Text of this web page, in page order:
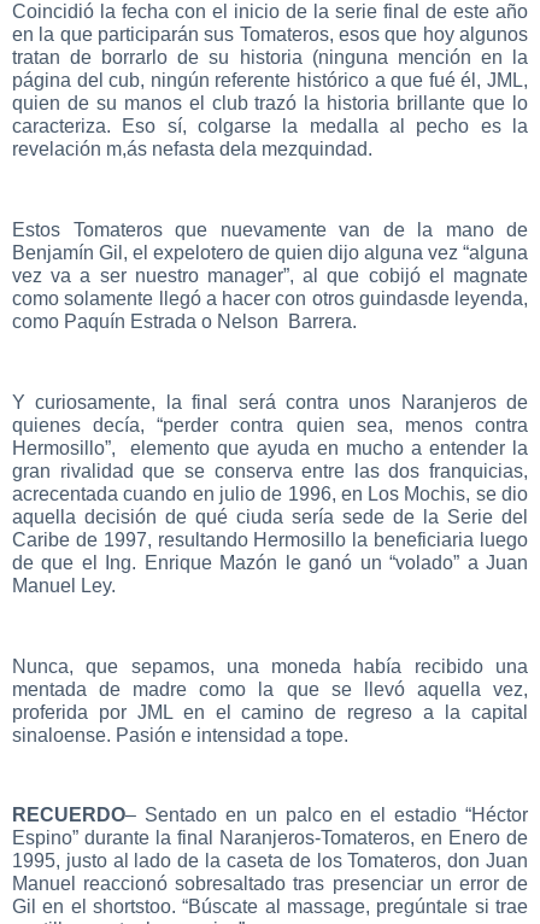
Coincidió la fecha con el inicio de la serie final de este año
en la que participarán sus Tomateros, esos que hoy algunos
tratan de borrarlo de su historia (ninguna mención en la
página del cub, ningún referente histórico a que fué él, JML,
quien de su manos el club trazó la historia brillante que lo
caracteriza. Eso sí, colgarse la medalla al pecho es la
revelación m,ás nefasta dela mezquindad.
Estos Tomateros que nuevamente van de la mano de
Benjamín Gil, el expelotero de quien dijo alguna vez “alguna
vez va a ser nuestro manager”, al que cobijó el magnate
como solamente llegó a hacer con otros guindasde leyenda,
como Paquín Estrada o Nelson Barrera.
Y curiosamente, la final será contra unos Naranjeros de
quienes decía, “perder contra quien sea, menos contra
Hermosillo”, elemento que ayuda en mucho a entender la
gran rivalidad que se conserva entre las dos franquicias,
acrecentada cuando en julio de 1996, en Los Mochis, se dio
aquella decisión de qué ciuda sería sede de la Serie del
Caribe de 1997, resultando Hermosillo la beneficiaria luego
de que el Ing. Enrique Mazón le ganó un “volado” a Juan
Manuel Ley.
Nunca, que sepamos, una moneda había recibido una
mentada de madre como la que se llevó aquella vez,
proferida por JML en el camino de regreso a la capital
sinaloense. Pasión e intensidad a tope.
RECUERDO– Sentado en un palco en el estadio “Héctor
Espino” durante la final Naranjeros-Tomateros, en Enero de
1995, justo al lado de la caseta de los Tomateros, don Juan
Manuel reaccionó sobresaltado tras presenciar un error de
Gil en el shortstoo. “Búscate al massage, pregúntale si trae